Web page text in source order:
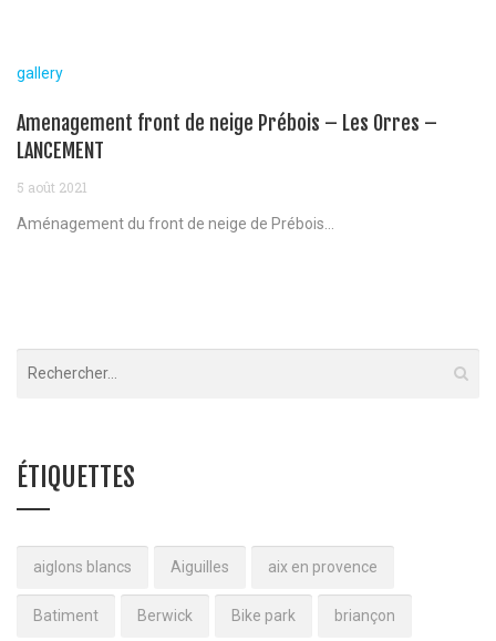
gallery
Amenagement front de neige Prébois – Les Orres –
LANCEMENT
5 août 2021
Aménagement du front de neige de Prébois...
ÉTIQUETTES
aiglons blancs Aiguilles aix en provence
Batiment Berwick Bike park briançon